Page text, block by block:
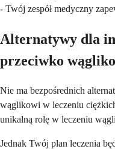
- Twój zespół medyczny
Alternatywy dla
przeciwko
Nie ma bezpośrednich
wąglikowi w leczeniu
unikalną rolę w leczeniu
Jednak Twój plan leczenia